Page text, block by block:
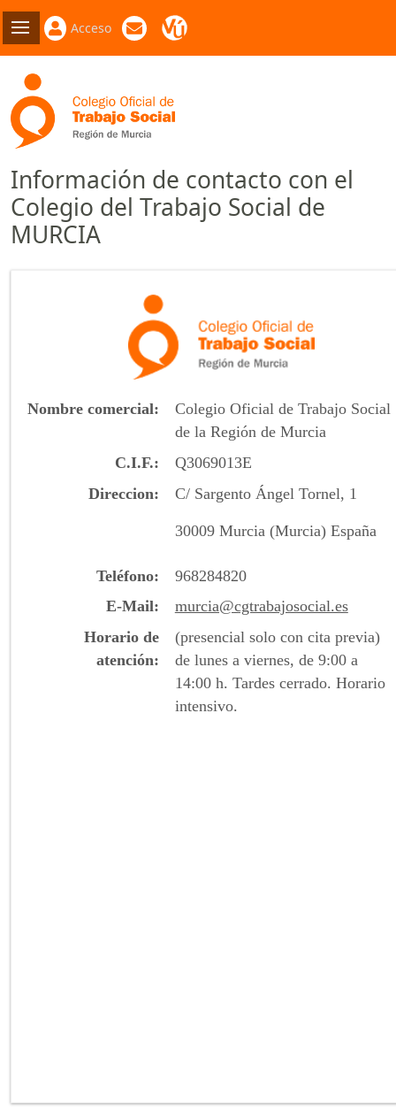
Acceso
Información de contacto con el
Colegio del Trabajo Social de
MURCIA
Nombre comercial
Colegio Oficial de Trabajo Social
de la Región de Murcia
C.I.F.
Q3069013E
Direccion
C/ Sargento Ángel Tornel, 1
30009 Murcia (Murcia) España
Teléfono
968284820
E-Mail
murcia@cgtrabajosocial.es
Horario de
atención
(presencial solo con cita previa)
de lunes a viernes, de 9:00 a
14:00 h. Tardes cerrado. Horario
intensivo.